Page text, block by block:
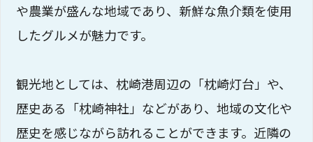
や農業が盛んな地域であり、新鮮な魚介類を使用
したグルメが魅力です。
観光地としては、枕崎港周辺の「枕崎灯台」や、
歴史ある「枕崎神社」などがあり、地域の文化や
歴史を感じながら訪れることができます。近隣の